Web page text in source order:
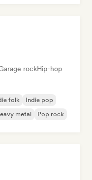
rockHip-hop
folk
Indie pop
metal Pop rock